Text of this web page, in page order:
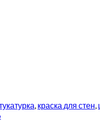
краска для стен